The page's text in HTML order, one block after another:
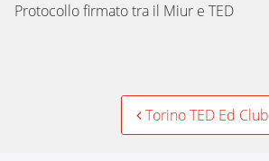
Protocollo firmato tra il Miur e TED
Torino TED Ed Club